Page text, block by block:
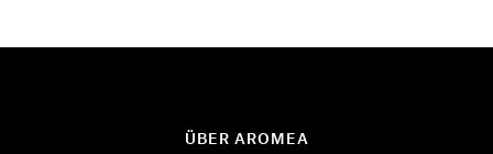
ÜBER AROMEA